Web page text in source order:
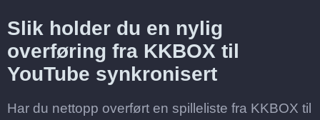
Slik holder du en nylig
overføring fra KKBOX til
YouTube synkronisert
Har du nettopp overført en spilleliste fra KKBOX til